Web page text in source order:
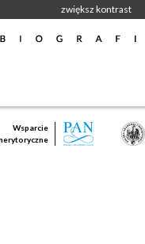
zwiększ kontrast
Wsparcie